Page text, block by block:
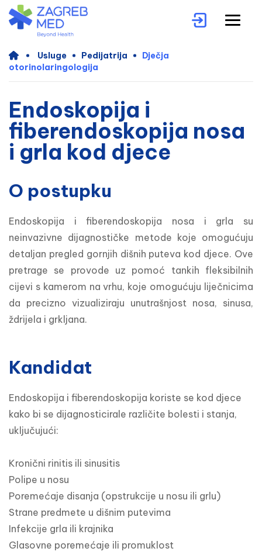
Usluge Pedijatrija
Dječja
otorinolaringologija
Endoskopija i
fiberendoskopija nosa
i grla kod djece
O postupku
Endoskopija i fiberendoskopija nosa i grla su
neinvazivne dijagnostičke metode koje omogućuju
detaljan pregled gornjih dišnih puteva kod djece. Ove
pretrage se provode uz pomoć tankih fleksibilnih
cijevi s kamerom na vrhu, koje omogućuju liječnicima
da precizno vizualiziraju unutrašnjost nosa, sinusa,
ždrijela i grkljana.
Kandidat
Endoskopija i fiberendoskopija koriste se kod djece
kako bi se dijagnosticirale različite bolesti i stanja,
uključujući:
Kronični rinitis ili sinusitis
Polipe u nosu
Poremećaje disanja (opstrukcije u nosu ili grlu)
Strane predmete u dišnim putevima
Infekcije grla ili krajnika
Glasovne poremećaje ili promuklost